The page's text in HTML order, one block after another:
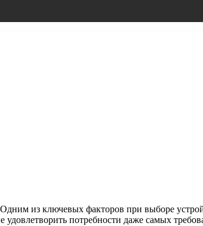
из ключевых факторов при выборе
потребности даже самых